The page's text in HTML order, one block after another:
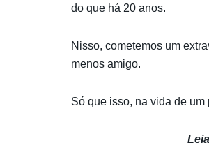
do que há 20 anos.
Nisso, cometemos um
menos amigo.
Só que isso, na vida de